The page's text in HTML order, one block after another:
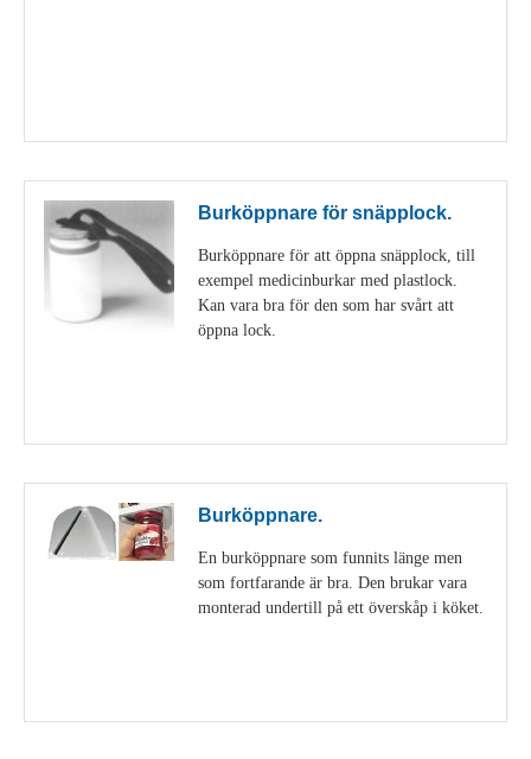
Burköppnare för snäpplock.
Burköppnare för att öppna snäpplock, till
exempel medicinburkar med plastlock.
Kan vara bra för den som har svårt att
öppna lock.
Burköppnare.
En burköppnare som funnits länge men
som fortfarande är bra. Den brukar vara
monterad undertill på ett överskåp i köket.